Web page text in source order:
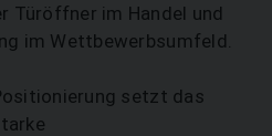
Türöffner im Handel und
im Wettbewerbsumfeld.
setzt das